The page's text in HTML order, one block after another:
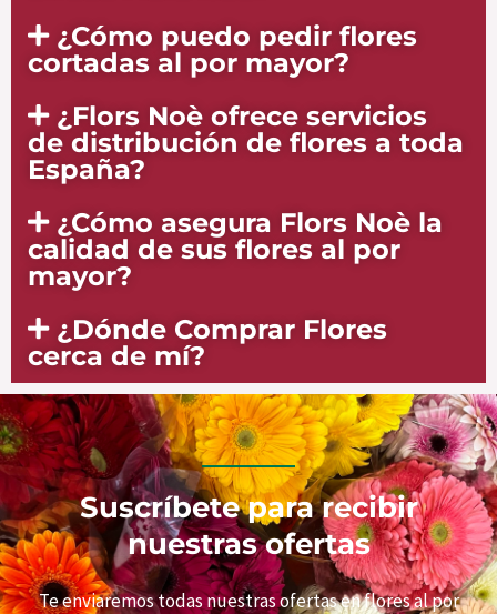
¿Cómo puedo pedir flores
cortadas al por mayor?
¿Flors Noè ofrece servicios
de distribución de flores a toda
España?
¿Cómo asegura Flors Noè la
calidad de sus flores al por
mayor?
¿Dónde Comprar Flores
cerca de mí?​
Suscríbete para recibir
nuestras ofertas
Te enviaremos todas nuestras ofertas en flores al por